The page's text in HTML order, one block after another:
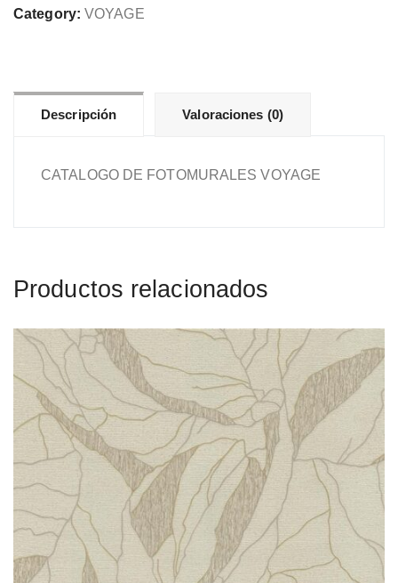
cantidad
Category: VOYAGE
Descripción Valoraciones (0)
CATALOGO DE FOTOMURALES VOYAGE
Productos relacionados